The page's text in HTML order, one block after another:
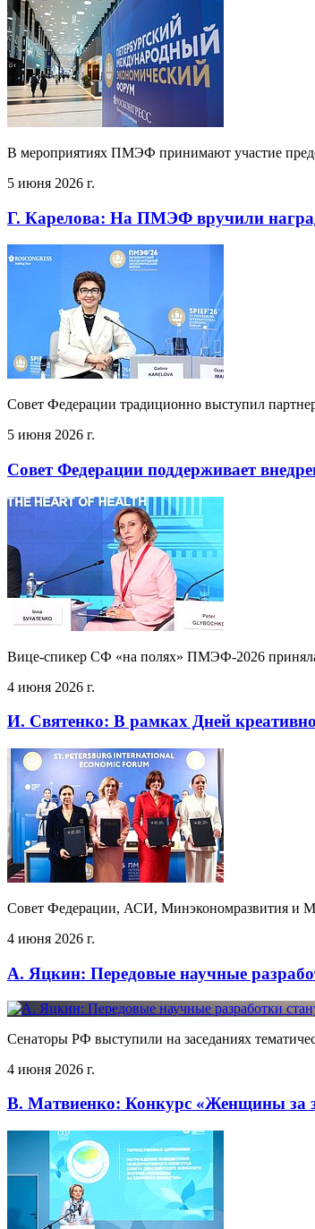
В мероприятиях ПМЭФ принимают участие
5 июня 2026 г.
Г. Карелова: На ПМЭФ вручили
Совет Федерации традиционно выступил
5 июня 2026 г.
Совет Федерации поддерживает
Вице-спикер СФ «на полях» ПМЭФ-2026 приняла
4 июня 2026 г.
И. Святенко: В рамках Дней
Совет Федерации, АСИ, Минэкономразвития и
4 июня 2026 г.
А. Яцкин: Передовые научные
Сенаторы РФ выступили на заседаниях
4 июня 2026 г.
В. Матвиенко: Конкурс «Женщины за